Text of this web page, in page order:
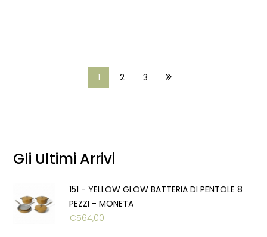
1 2 3
Gli Ultimi Arrivi
151 - YELLOW GLOW BATTERIA DI PENTOLE 8
PEZZI - MONETA
€564,00